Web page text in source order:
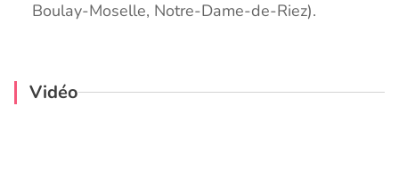
Boulay-Moselle, Notre-Dame-de-Riez).
Vidéo